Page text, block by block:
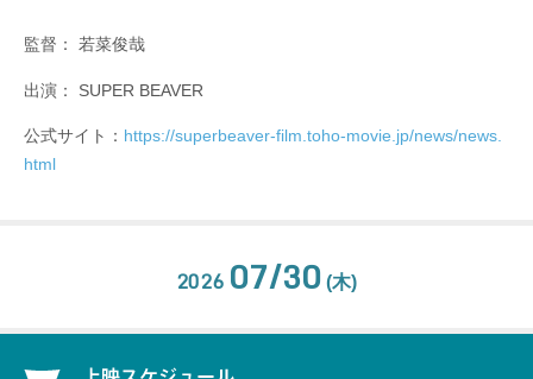
監督： 若菜俊哉
出演： SUPER BEAVER
公式サイト： https://superbeaver-film.toho-movie.jp/news/news.
html
2026 07/30 (木)